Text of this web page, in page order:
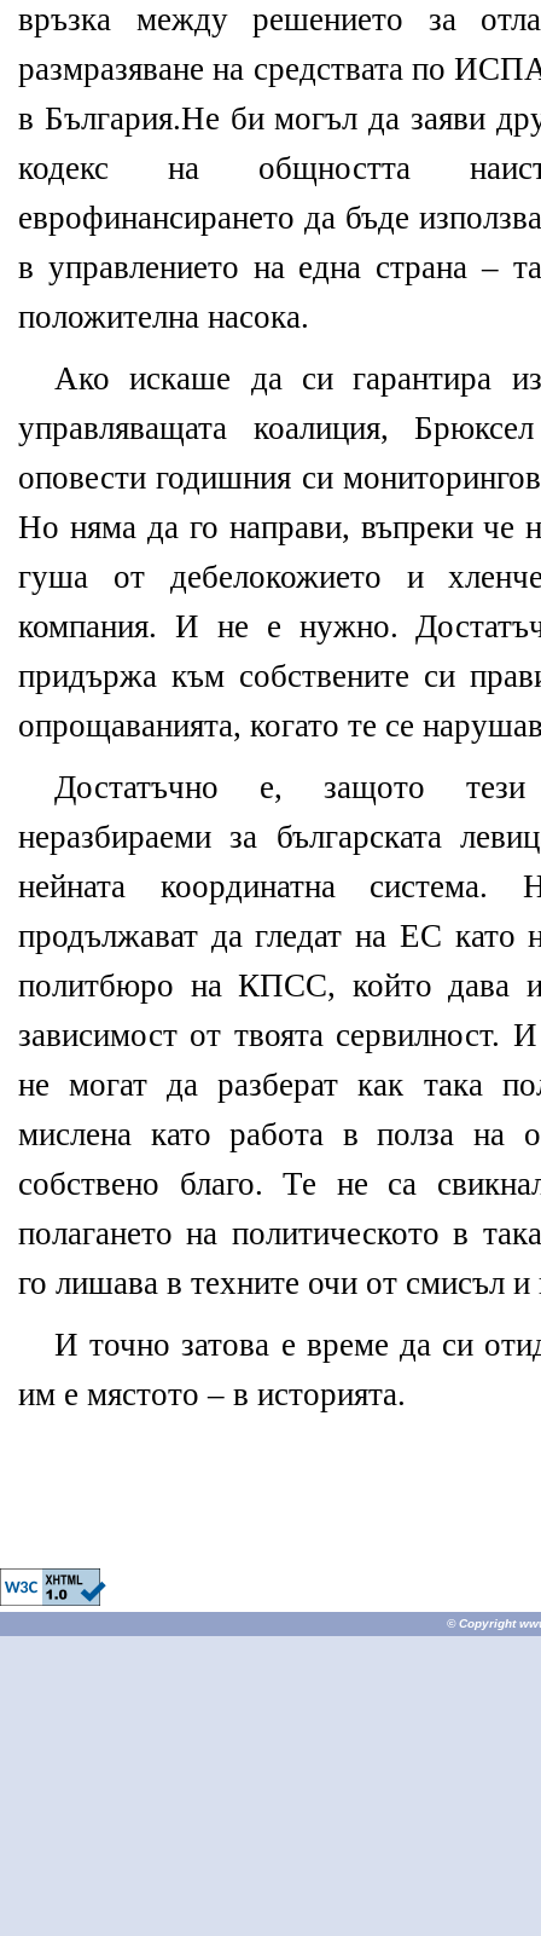
връзка между решението за
размразяване на средствата по
в България.Не би могъл да заяви
кодекс на общността
еврофинансирането да бъде
в управлението на една страна –
положителна насока.
Ако искаше да си гарантира
управляващата коалиция,
оповести годишния си
Но няма да го направи, въпреки че
гуша от дебелокожието и
компания. И не е нужно.
придържа към собствените си
опрощаванията, когато те се
Достатъчно е, защото
неразбираеми за българската
нейната координатна
продължават да гледат на ЕС като
политбюро на КПСС, който дава и
зависимост от твоята сервилност.
не могат да разберат как така
мислена като работа в полза на
собствено благо. Те не са
полагането на политическото в
го лишава в техните очи от смисъл и
И точно затова е време да си
им е мястото – в историята.
© Copyright